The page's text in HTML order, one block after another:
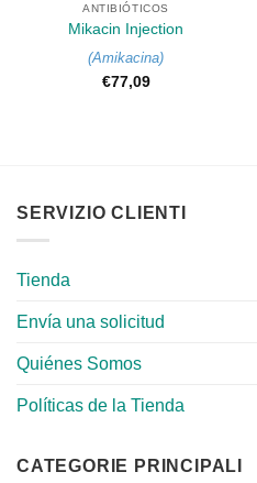
ANTIBIÓTICOS
Mikacin Injection
(Amikacina)
€77,09
SERVIZIO CLIENTI
Tienda
Envía una solicitud
Quiénes Somos
Políticas de la Tienda
CATEGORIE PRINCIPALI